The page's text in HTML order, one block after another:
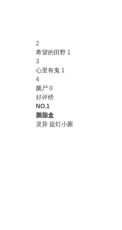
2
希望的田野 1
3
心里有鬼 1
4
菌尸 0
好评榜
NO.1
胭脂盒
灵异 提灯小厮